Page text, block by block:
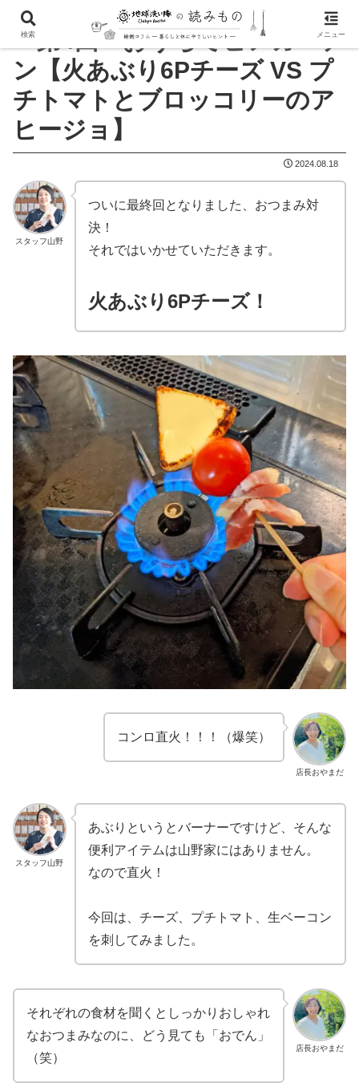
＜第4回＞おうちでビアガーデ
ン【火あぶり6Pチーズ VS プ
チトマトとブロッコリーのア
ヒージョ】
2024.08.18
スタッフ山野
ついに最終回となりました、おつまみ対
決！
それではいかせていただきます。
火あぶり6Pチーズ！
店長おやまだ
コンロ直火！！！（爆笑）
スタッフ山野
あぶりというとバーナーですけど、そんな
便利アイテムは山野家にはありません。
なので直火！
今回は、チーズ、プチトマト、生ベーコン
を刺してみました。
店長おやまだ
それぞれの食材を聞くとしっかりおしゃれ
なおつまみなのに、どう見ても「おでん」
（笑）
検索 メニュー